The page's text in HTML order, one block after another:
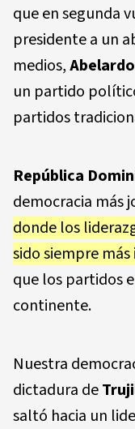
que en segunda
presidente a un
medios,
un partido
partidos
República
democracia más
donde los
sido siempre
que los partidos
continente.
Nuestra
dictadura de
saltó hacia un